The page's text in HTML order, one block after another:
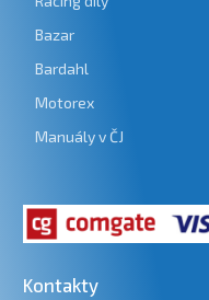
Bazar
Bardahl
Motorex
Manuály v ČJ
Kontakty